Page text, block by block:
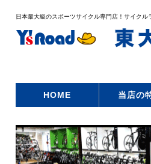
日本最大級のスポーツサイクル専門店！サイクル
HOME 当店の